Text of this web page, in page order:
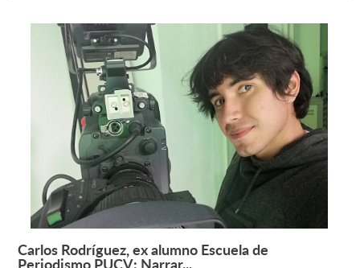
Leer más +
Carlos Rodríguez, ex alumno Escuela de
Periodismo PUCV: Narrar...